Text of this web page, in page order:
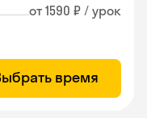
от 1590 ₽ / урок
время